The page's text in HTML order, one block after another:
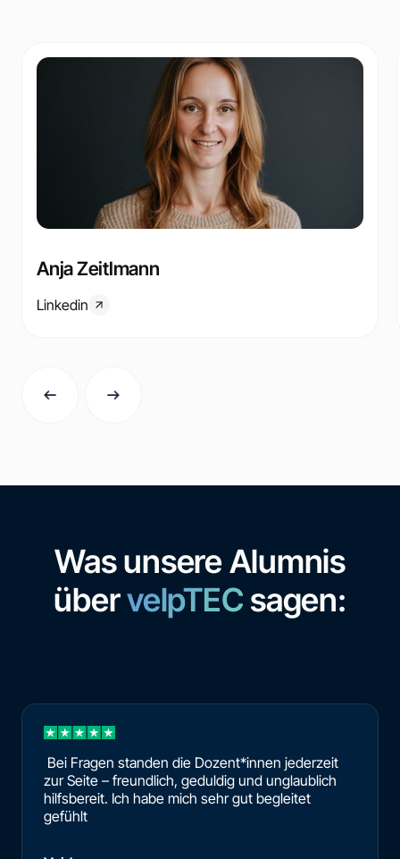
Anja Zeitlmann
Linkedin
Was unsere Alumnis
übervelpTEC sagen:
Bei Fragen standen die Dozent*innen jederzeit
zur Seite – freundlich, geduldig und unglaublich
hilfsbereit. Ich habe mich sehr gut begleitet
gefühlt